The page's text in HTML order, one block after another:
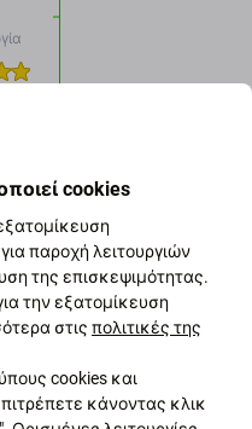
True
cookies
παροχή λειτουργιών
της επισκεψιμότητας.
την εξατομίκευση
στις πολιτικές της
cookies και
κάνοντας κλικ